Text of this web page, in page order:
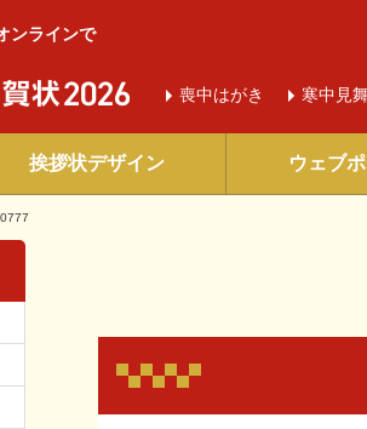
ンラインで
喪中はがき 寒中 見
挨拶状デザイン ウェブ